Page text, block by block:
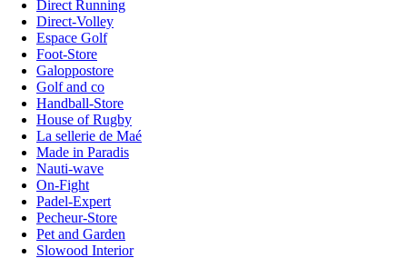
Direct Running
Direct-Volley
Espace Golf
Foot-Store
Galoppostore
Golf and co
Handball-Store
House of Rugby
La sellerie de Maé
Made in Paradis
Nauti-wave
On-Fight
Padel-Expert
Pecheur-Store
Pet and Garden
Slowood Interior